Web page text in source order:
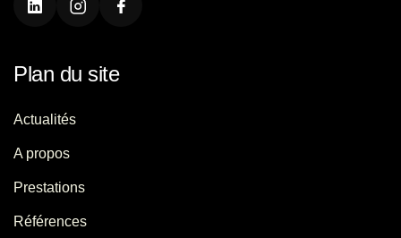
Plan du site
Actualités
A propos
Prestations
Références